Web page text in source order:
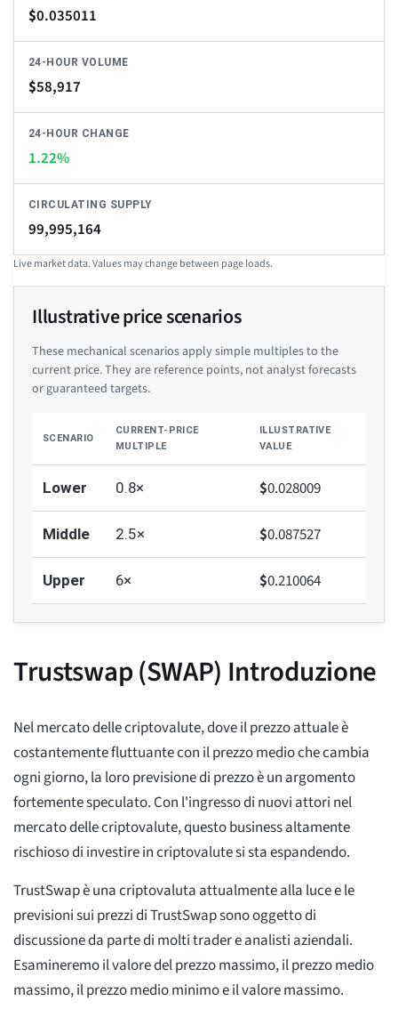
$0.035011
24-HOUR VOLUME
$58,917
24-HOUR CHANGE
1.22%
CIRCULATING SUPPLY
99,995,164
Live market data. Values may change between page loads.
Illustrative price scenarios
These mechanical scenarios apply simple multiples to the
current price. They are reference points, not analyst forecasts
or guaranteed targets.
SCENARIO
CURRENT-PRICE
MULTIPLE
ILLUSTRATIVE
VALUE
Lower 0.8× $0.028009
Middle 2.5× $0.087527
Upper 6× $0.210064
Trustswap (SWAP) Introduzione
Nel mercato delle criptovalute, dove il prezzo attuale è
costantemente fluttuante con il prezzo medio che cambia
ogni giorno, la loro previsione di prezzo è un argomento
fortemente speculato. Con l'ingresso di nuovi attori nel
mercato delle criptovalute, questo business altamente
rischioso di investire in criptovalute si sta espandendo.
TrustSwap è una criptovaluta attualmente alla luce e le
previsioni sui prezzi di TrustSwap sono oggetto di
discussione da parte di molti trader e analisti aziendali.
Esamineremo il valore del prezzo massimo, il prezzo medio
massimo, il prezzo medio minimo e il valore massimo.